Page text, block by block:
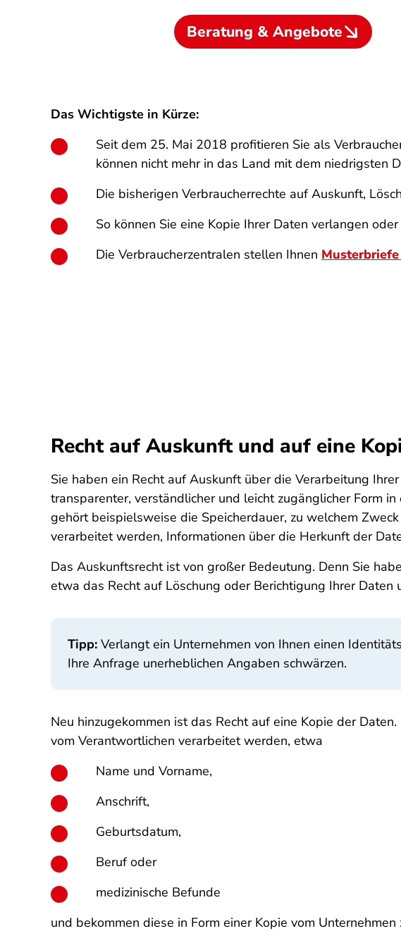
Beratung & Angebote
Das Wichtigste in Kürze:
Seit dem 25. Mai 2018 profitieren Sie als
können nicht mehr in das Land mit dem niedrigsten
Die bisherigen Verbraucherrechte auf Auskunft,
So können Sie eine Kopie Ihrer Daten verlangen
Die Verbraucherzentralen stellen Ihnen
Recht auf Auskunft und auf eine
Sie haben ein Recht auf Auskunft über die Verarbeitung
transparenter, verständlicher und leicht zugänglicher Form
gehört beispielsweise die Speicherdauer, zu welchem
verarbeitet werden, Informationen über die Herkunft der
Das Auskunftsrecht ist von großer Bedeutung. Denn Sie
etwa das Recht auf Löschung oder Berichtigung Ihrer
Tipp: Verlangt ein Unternehmen von Ihnen einen
Ihre Anfrage unerheblichen Angaben schwärzen.
Neu hinzugekommen ist das Recht auf eine Kopie der
vom Verantwortlichen verarbeitet werden, etwa
Name und Vorname,
Anschrift,
Geburtsdatum,
Beruf oder
medizinische Befunde
und bekommen diese in Form einer Kopie vom